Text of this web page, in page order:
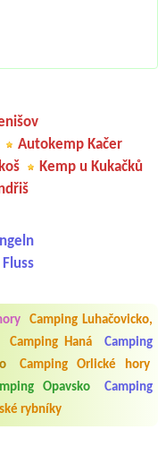
Autokemp Kačer
Kemp u Kukačků
Camping Luhačovicko,
Camping Haná
Camping
Camping Orlické hory
Opavsko
Camping
rybníky
jako takový je pěkný.
je obchod a
velice zklamalo byl
ostatních
jsme ještě nezažili...